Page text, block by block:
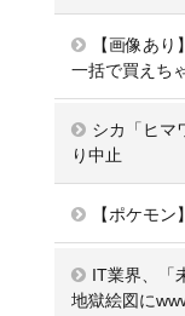
【画像あ
一括で買えち
シカ「ヒマ
り中止
【ポケモ
IT業界、「
地獄絵図に